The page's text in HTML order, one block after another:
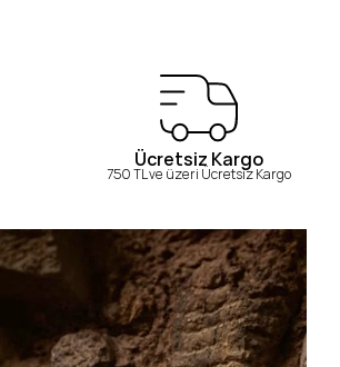
Ücretsiz Kargo
750 TL ve üzeri Ücretsiz Kargo